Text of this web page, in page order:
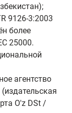
9126-3:2003
более
25000.
агентство
O'z DSt /